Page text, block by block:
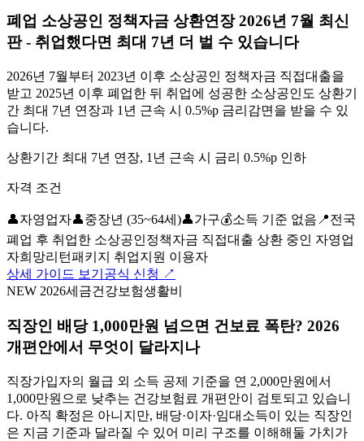
폐업 소상공인 정책자금 상환연장 2026년 7월 최신
판 - 취업했다면 최대 7년 더 벌 수 있습니다
2026년 7월부터 2023년 이후 소상공인 정책자금 직접대출을
받고 2025년 이후 폐업한 뒤 취업에 성공한 소상공인도 상환기
간 최대 7년 연장과 1년 근속 시 0.5%p 금리감면을 받을 수 있
습니다.
상환기간 최대 7년 연장, 1년 근속 시 금리 0.5%p 인하
자격 조건
👤자영업자👤중장년 (35~64세)👤가구💰소득 기준 없음 📍전국
폐업 후 취업한 소상공인정책자금 직접대출 상환 중인 자영업
자희망리턴패키지 취업지원 이용자
상세 가이드 보기 공식 신청 ↗
NEW 2026세금건강보험생활비
직장인 배당 1,000만원 넘으면 건보료 폭탄? 2026
개편안에서 무엇이 달라지나
직장가입자의 월급 외 소득 공제 기준을 연 2,000만원에서
1,000만원으로 낮추는 건강보험료 개편안이 검토되고 있습니
다. 아직 확정은 아니지만, 배당·이자·임대소득이 있는 직장인
은 지금 기준과 달라질 수 있어 미리 구조를 이해해둘 가치가